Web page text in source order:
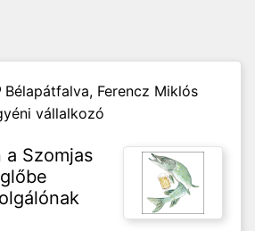
Bélapátfalva, Ferencz Miklós
vállalkozó
a Szomjas